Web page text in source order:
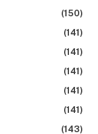
(150)
(141)
(141)
(141)
(141)
(141)
(143)